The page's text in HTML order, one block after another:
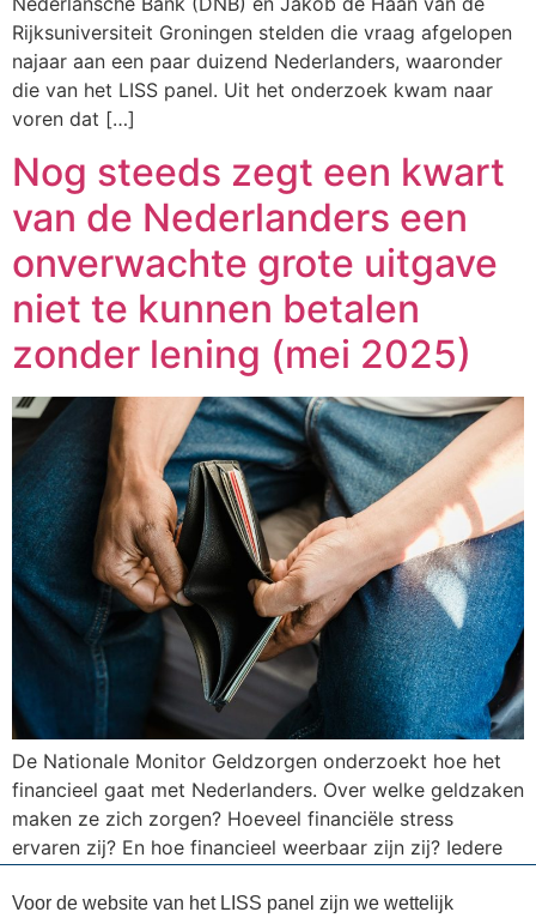
Voor de website van het LISS panel zijn we wettelijk
Rijksuniversiteit Groningen stelden die vraag afgelopen
najaar aan een paar duizend Nederlanders, waaronder
die van het LISS panel. Uit het onderzoek kwam naar
voren dat […]
Nog steeds zegt een kwart
van de Nederlanders een
onverwachte grote uitgave
niet te kunnen betalen
zonder lening (mei 2025)
De Nationale Monitor Geldzorgen onderzoekt hoe het
financieel gaat met Nederlanders. Over welke geldzaken
maken ze zich zorgen? Hoeveel financiële stress
ervaren zij? En hoe financieel weerbaar zijn zij? Iedere
Geldzorgen, financiële stress en financiële weerbaarheid